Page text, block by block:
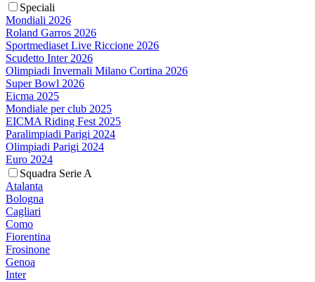
Speciali
Mondiali 2026
Roland Garros 2026
Sportmediaset Live Riccione 2026
Scudetto Inter 2026
Olimpiadi Invernali Milano Cortina 2026
Super Bowl 2026
Eicma 2025
Mondiale per club 2025
EICMA Riding Fest 2025
Paralimpiadi Parigi 2024
Olimpiadi Parigi 2024
Euro 2024
Squadra Serie A
Atalanta
Bologna
Cagliari
Como
Fiorentina
Frosinone
Genoa
Inter